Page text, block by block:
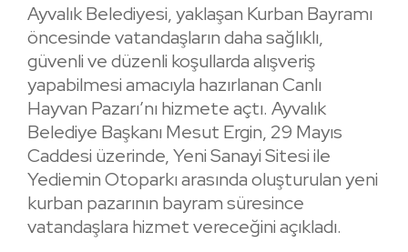
Ayvalık Belediyesi, yaklaşan Kurban Bayramı
öncesinde vatandaşların daha sağlıklı,
güvenli ve düzenli koşullarda alışveriş
yapabilmesi amacıyla hazırlanan Canlı
Hayvan Pazarı’nı hizmete açtı. Ayvalık
Belediye Başkanı Mesut Ergin, 29 Mayıs
Caddesi üzerinde, Yeni Sanayi Sitesi ile
Yediemin Otoparkı arasında oluşturulan yeni
kurban pazarının bayram süresince
vatandaşlara hizmet vereceğini açıkladı.